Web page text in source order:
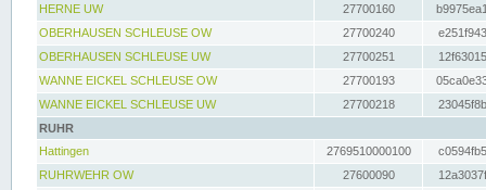
HERNE UW
27700160
OBERHAUSEN SCHLEUSE OW
27700240
OBERHAUSEN SCHLEUSE UW
27700251
WANNE EICKEL SCHLEUSE OW
27700193
WANNE EICKEL SCHLEUSE UW
27700218
RUHR
Hattingen
2769510000100
RUHRWEHR OW
27600090